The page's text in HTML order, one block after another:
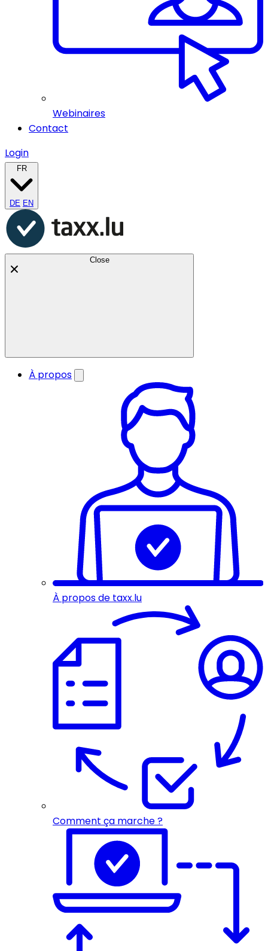
Webinaires
Contact
Login
FR
DE EN
Close
À propos
À propos de taxx.lu
Comment ça marche ?